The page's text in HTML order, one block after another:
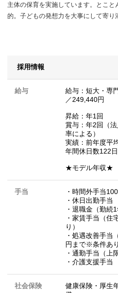
主体の保育を実施しています。とこ
的。子どもの発想力を大事にして寄り
採用情報
給与
給与：短大・
／249,440円
昇給：年1回
賞与：年2回（
率による）
実績：前年度平
年間休日数122日
★モデル年収★
手当
・時間外手当
・休日出勤手当
・退職金（勤続
・家賃手当（
り）
・処遇改善手当
円まで※条件あり
・通勤手当（上
・介護支援手当
社会保険
健康保険・厚生